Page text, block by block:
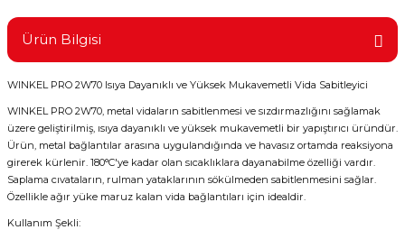
Ürün Bilgisi
WINKEL PRO 2W70 Isıya Dayanıklı ve Yüksek Mukavemetli Vida Sabitleyici
WINKEL PRO 2W70, metal vidaların sabitlenmesi ve sızdırmazlığını sağlamak
üzere geliştirilmiş, ısıya dayanıklı ve yüksek mukavemetli bir yapıştırıcı üründür.
Ürün, metal bağlantılar arasına uygulandığında ve havasız ortamda reaksiyona
girerek kürlenir. 180°C'ye kadar olan sıcaklıklara dayanabilme özelliği vardır.
Saplama cıvataların, rulman yataklarının sökülmeden sabitlenmesini sağlar.
Özellikle ağır yüke maruz kalan vida bağlantıları için idealdir.
Kullanım Şekli: